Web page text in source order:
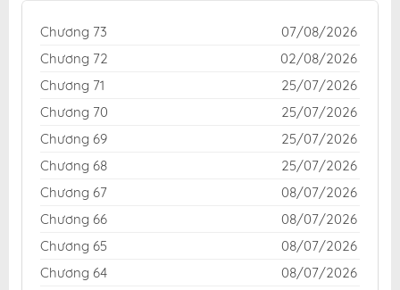
online.
Chương 73
07/08/2026
Chương 72
02/08/2026
Chương 71
25/07/2026
Chương 70
25/07/2026
Chương 69
25/07/2026
Chương 68
25/07/2026
Chương 67
08/07/2026
Chương 66
08/07/2026
Chương 65
08/07/2026
Chương 64
08/07/2026